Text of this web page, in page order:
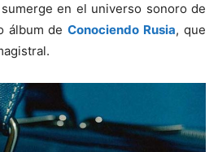
en el universo sonoro de
álbum deConociendo Rusia, que